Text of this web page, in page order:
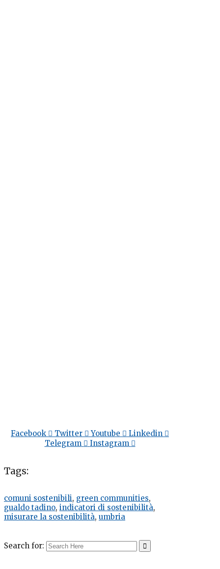
Facebook Twitter Youtube
Linkedin
Telegram
Instagram
Tags:
comuni sostenibili, green communities,
gualdo tadino, indicatori di sostenibilità,
misurare la sostenibilità, umbria
Search for: